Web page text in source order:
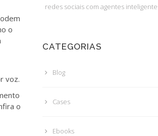
o
voz.
o
redes sociais com agentes
CATEGORIAS
Blog
Cases
Ebooks